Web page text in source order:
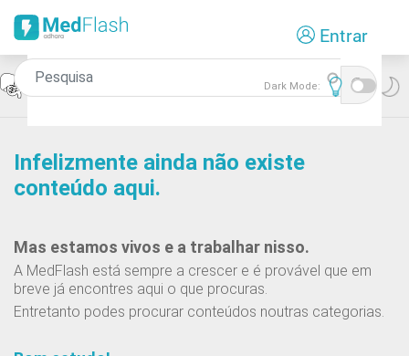
o
principal
Entrar
Icon Gastrenterologia Dark Mode:
Infelizmente ainda não existe
conteúdo aqui.
Mas estamos vivos e a trabalhar nisso.
A MedFlash está sempre a crescer e é provável que em
breve já encontres aqui o que procuras.
Entretanto podes procurar conteúdos noutras categorias.